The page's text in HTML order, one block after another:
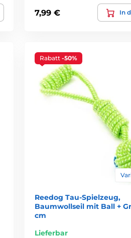
7,99 € In
Rabatt-50%
Reedog Tau-Spielzeug,
Baumwollseil mit Ball +
cm
Lieferbar